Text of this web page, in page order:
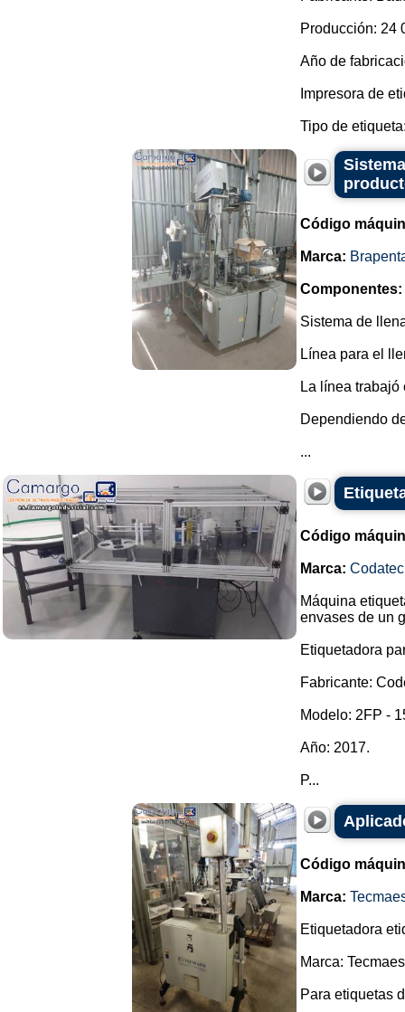
Producción: 24
Año de
Impresora de
Tipo de
Código
Marca:
Componentes:
Sistema de
Línea para el
La línea trabajó
Dependiendo
...
Código
Marca: Codatec
Máquina
envases de un
Etiquetadora
Fabricante:
Modelo: 2FP -
Año: 2017.
P...
Código
Marca:
Etiquetadora
Marca:
Para etiquetas